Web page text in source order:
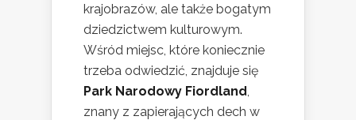
krajobrazów, ale także bogatym
dziedzictwem kulturowym.
Wśród miejsc, które koniecznie
trzeba odwiedzić, znajduje się
Park Narodowy Fiordland,
znany z zapierających dech w